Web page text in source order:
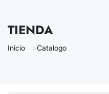
TIENDA
Inicio Catalogo